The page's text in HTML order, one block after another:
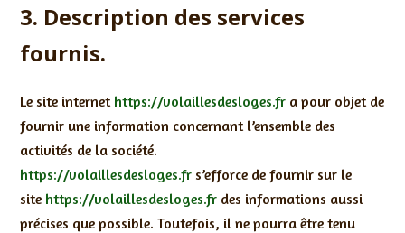
3. Description des services
fournis.
Le site internet https://volaillesdesloges.fra pour objet de
fournir une information concernant l’ensemble des
activités de la société.
https://volaillesdesloges.frs’efforce de fournir sur le
site https://volaillesdesloges.frdes informations aussi
précises que possible. Toutefois, il ne pourra être tenu